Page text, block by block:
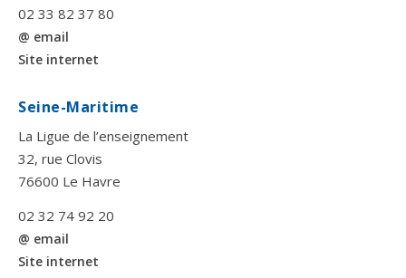
02 33 82 37 80
@ email
Site internet
Seine-Maritime
La Ligue de l’enseignement
32, rue Clovis
76600 Le Havre
02 32 74 92 20
@ email
Site internet